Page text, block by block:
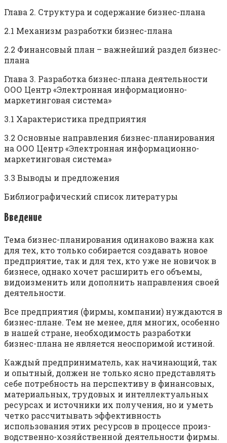
Глава 2. Структура и содержание бизнес-плана
2.1 Механизм разработки бизнес-плана
2.2 Финансовый план – важнейший раздел бизнес-
плана
Глава 3. Разработка бизнес-плана деятельности
ООО Центр «Электронная информационно-
маркетинговая система»
3.1 Характеристика предприятия
3.2 Основные направления бизнес-планирования
на ООО Центр «Электронная информационно-
маркетинговая система»
3.3 Выводы и предложения
Библиографический список литературы
Введение
Тема бизнес-планирования одинаково важна как
для тех, кто только собирается создавать новое
предприятие, так и для тех, кто уже не новичок в
бизнесе, однако хочет расширить его объемы,
видоизменить или дополнить направления своей
деятельности.
Все предприятия (фирмы, компании) нуждаются в
бизнес-плане. Тем не менее, для многих, особенно
в нашей стране, необходимость разработки
бизнес-плана не является неоспоримой истиной.
Каждый предприниматель, как начинающий, так
и опытный, должен не только ясно представлять
себе потребность на перспективу в финансовых,
материальных, трудовых и интеллектуальных
ресурсах и источники их получения, но и уметь
четко рассчитывать эффективность
использования этих ресурсов в процессе произ­
водственно-хозяйственной деятельности фирмы.